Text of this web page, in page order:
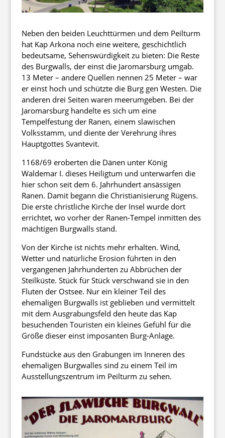
Neben den beiden Leuchttürmen und dem Peilturm
hat Kap Arkona noch eine weitere, geschichtlich
bedeutsame, Sehenswürdigkeit zu bieten: Die Reste
des Burgwalls, der einst die Jaromarsburg umgab.
13 Meter – andere Quellen nennen 25 Meter – war
er einst hoch und schützte die Burg gen Westen. Die
anderen drei Seiten waren meerumgeben. Bei der
Jaromarsburg handelte es sich um eine
Tempelfestung der Ranen, einem slawischen
Volksstamm, und diente der Verehrung ihres
Hauptgottes Svantevit.
1168/69 eroberten die Dänen unter König
Waldemar I. dieses Heiligtum und unterwarfen die
hier schon seit dem 6. Jahrhundert ansässigen
Ranen. Damit begann die Christianisierung Rügens.
Die erste christliche Kirche der Insel wurde dort
errichtet, wo vorher der Ranen-Tempel inmitten des
mächtigen Burgwalls stand.
Von der Kirche ist nichts mehr erhalten. Wind,
Wetter und natürliche Erosion führten in den
vergangenen Jahrhunderten zu Abbrüchen der
Steilküste. Stück für Stück verschwand sie in den
Fluten der Ostsee. Nur ein kleiner Teil des
ehemaligen Burgwalls ist geblieben und vermittelt
mit dem Ausgrabungsfeld den heute das Kap
besuchenden Touristen ein kleines Gefühl für die
Größe dieser einst imposanten Burg-Anlage.
Fundstücke aus den Grabungen im Inneren des
ehemaligen Burgwalles sind zu einem Teil im
Ausstellungszentrum im Peilturm zu sehen.